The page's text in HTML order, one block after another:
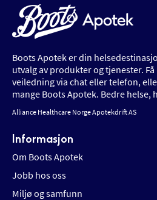
Boots Apotek er din
utvalg av produkter og tjenester.
veiledning via chat eller telefon,
mange Boots Apotek. Bedre helse,
Alliance Healthcare Norge Apotekdrift AS
Informasjon
Om Boots Apotek
Jobb hos oss
Miljø og samfunn